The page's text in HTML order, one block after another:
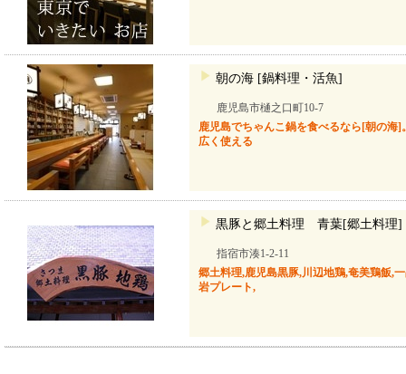
朝の海 [鍋料理・活魚]
鹿児島市樋之口町10-7
鹿児島でちゃんこ鍋を食べるなら[朝の海
広く使える
黒豚と郷土料理 青葉[郷土料理]
指宿市湊1-2-11
郷土料理,鹿児島黒豚,川辺地鶏,奄美鶏飯,
岩プレート,